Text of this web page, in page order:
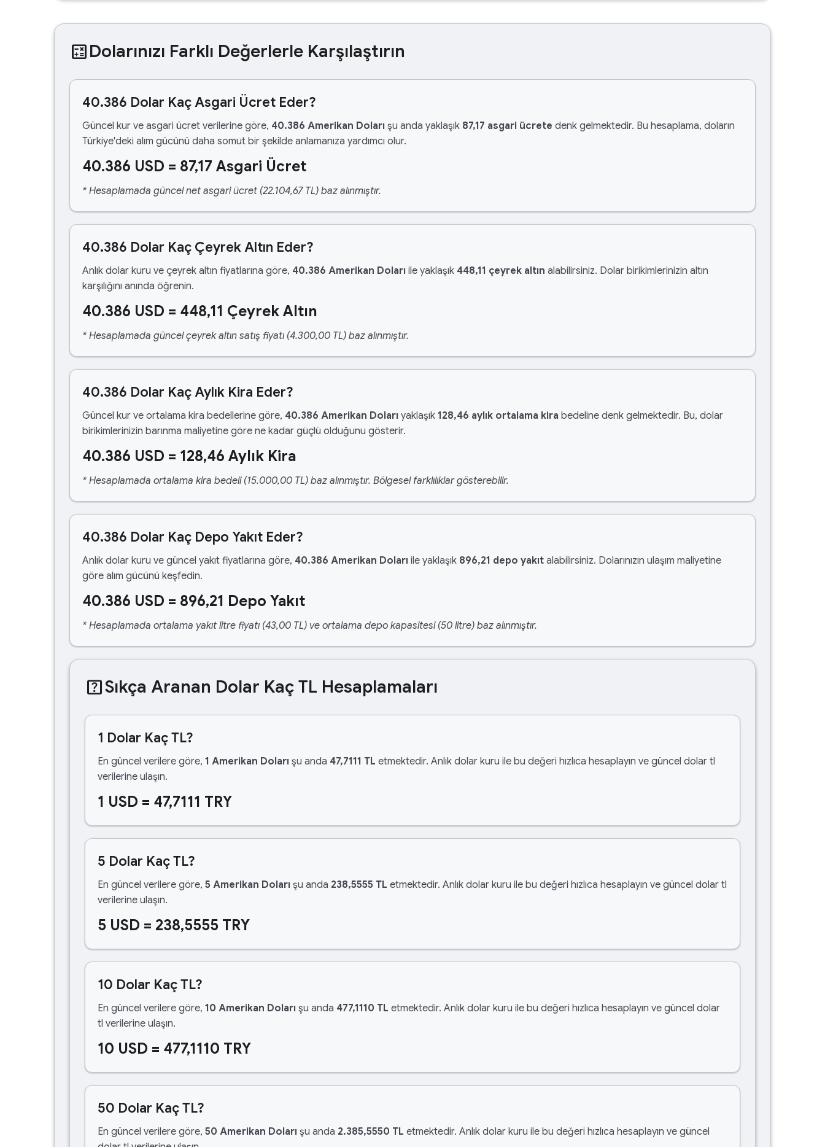
calculateDolarınızı Farklı Değerlerle Karşılaştırın
40.386 Dolar Kaç Asgari Ücret Eder?
Güncel kur ve asgari ücret verilerine göre, 40.386 Amerikan Doları şu anda yaklaşık 87,17 asgari ücrete denk gelmektedir. Bu hesaplama, doların
Türkiye'deki alım gücünü daha somut bir şekilde anlamanıza yardımcı olur.
40.386 USD = 87,17 Asgari Ücret
* Hesaplamada güncel net asgari ücret (22.104,67 TL) baz alınmıştır.
40.386 Dolar Kaç Çeyrek Altın Eder?
Anlık dolar kuru ve çeyrek altın fiyatlarına göre, 40.386 Amerikan Doları ile yaklaşık 448,11 çeyrek altın alabilirsiniz. Dolar birikimlerinizin altın
karşılığını anında öğrenin.
40.386 USD = 448,11 Çeyrek Altın
* Hesaplamada güncel çeyrek altın satış fiyatı (4.300,00 TL) baz alınmıştır.
40.386 Dolar Kaç Aylık Kira Eder?
Güncel kur ve ortalama kira bedellerine göre, 40.386 Amerikan Doları yaklaşık 128,46 aylık ortalama kira bedeline denk gelmektedir. Bu, dolar
birikimlerinizin barınma maliyetine göre ne kadar güçlü olduğunu gösterir.
40.386 USD = 128,46 Aylık Kira
* Hesaplamada ortalama kira bedeli (15.000,00 TL) baz alınmıştır. Bölgesel farklılıklar gösterebilir.
40.386 Dolar Kaç Depo Yakıt Eder?
Anlık dolar kuru ve güncel yakıt fiyatlarına göre, 40.386 Amerikan Doları ile yaklaşık 896,21 depo yakıt alabilirsiniz. Dolarınızın ulaşım maliyetine
göre alım gücünü keşfedin.
40.386 USD = 896,21 Depo Yakıt
* Hesaplamada ortalama yakıt litre fiyatı (43,00 TL) ve ortalama depo kapasitesi (50 litre) baz alınmıştır.
help_centerSıkça Aranan Dolar Kaç TL Hesaplamaları
1 Dolar Kaç TL?
En güncel verilere göre, 1 Amerikan Doları şu anda 47,7111 TL etmektedir. Anlık dolar kuru ile bu değeri hızlıca hesaplayın ve güncel dolar tl
verilerine ulaşın.
1 USD = 47,7111 TRY
5 Dolar Kaç TL?
En güncel verilere göre, 5 Amerikan Doları şu anda 238,5555 TL etmektedir. Anlık dolar kuru ile bu değeri hızlıca hesaplayın ve güncel dolar tl
verilerine ulaşın.
5 USD = 238,5555 TRY
10 Dolar Kaç TL?
En güncel verilere göre, 10 Amerikan Doları şu anda 477,1110 TL etmektedir. Anlık dolar kuru ile bu değeri hızlıca hesaplayın ve güncel dolar
tl verilerine ulaşın.
10 USD = 477,1110 TRY
50 Dolar Kaç TL?
En güncel verilere göre, 50 Amerikan Doları şu anda 2.385,5550 TL etmektedir. Anlık dolar kuru ile bu değeri hızlıca hesaplayın ve güncel